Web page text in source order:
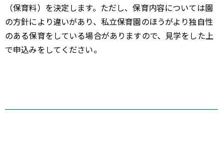
（保育料）を決定します。ただし、保育内容については園
の方針により違いがあり、私立保育園のほうがより独自性
のある保育をしている場合がありますので、見学をした上
で申込みをしてください。